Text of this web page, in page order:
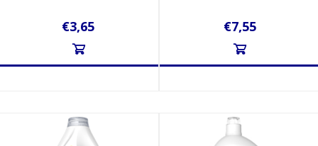
€3,65 €7,55